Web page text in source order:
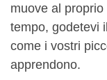
muove al
tempo, godetevi
come i vostri
apprendono.